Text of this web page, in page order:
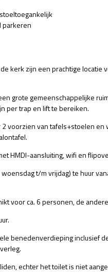
parkeren
kerk zijn een prachtige
grote gemeenschappelijke
per trap en lift te bereiken.
2 voorzien van tafels+stoelen en
HMDI-aansluiting, wifi en
t/m vrijdag) te huur
voor ca. 6 personen, de
benedenverdieping inclusief
echter het toilet is niet